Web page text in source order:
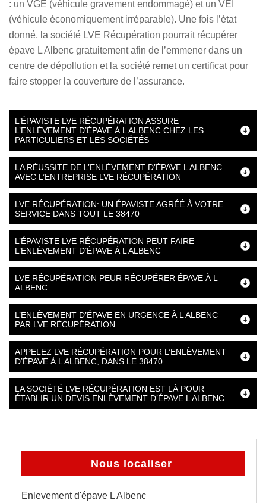
: un VGE (véhicule gravement endommagé) et un VEI
(véhicule économiquement irréparable). Une fois l’état
donné, la société LVE Récupération pourrait récupérer
épave L Albenc gratuitement afin de l’emmener dans un
centre de dépollution et la société remet un certificat pour
faire stopper la couverture de l’assurance.
L’ÉPAVISTE LVE RÉCUPÉRATION ASSURE
L’ENLÈVEMENT D’ÉPAVE À L ALBENC CHEZ LES
PARTICULIERS ET LES SOCIÉTÉS
LA RÉUSSITE DE L’ENLÈVEMENT D’ÉPAVE L ALBENC
AVEC L’ENTREPRISE LVE RÉCUPÉRATION
LVE RÉCUPÉRATION: UN ÉPAVISTE AGRÉÉ À VOTRE
SERVICE DANS TOUT LE 38470
L’ÉPAVISTE LVE RÉCUPÉRATION PEUT FAIRE
L’ENLÈVEMENT D’ÉPAVE À L ALBENC
LVE RÉCUPÉRATION PEUR RÉCUPÉRER ÉPAVE À L
ALBENC
L’ENLÈVEMENT D’ÉPAVE EN URGENCE À L ALBENC
PAR LVE RÉCUPÉRATION
APPELEZ LVE RÉCUPÉRATION POUR L’ENLÈVEMENT
D’ÉPAVE À L ALBENC, DANS LE 38470
LA SOCIÉTÉ LVE RÉCUPÉRATION EST LÀ POUR
ÉTABLIR UN DEVIS ENLÈVEMENT D’ÉPAVE L ALBENC
Nous localiser
Enlevement d'épave L Albenc